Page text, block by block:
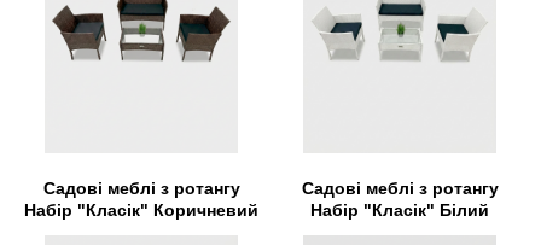
Садові меблі з ротангу
Набір "Класік" Коричневий
Садові меблі з ротангу
Набір "Класік" Білий